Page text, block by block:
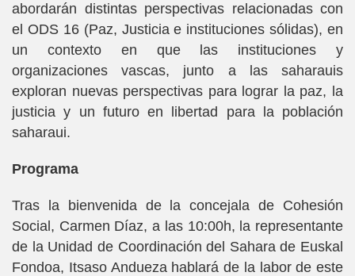
abordarán distintas perspectivas relacionadas con
el ODS 16 (Paz, Justicia e instituciones sólidas), en
un contexto en que las instituciones y
organizaciones vascas, junto a las saharauis
exploran nuevas perspectivas para lograr la paz, la
justicia y un futuro en libertad para la población
saharaui.
Programa
Tras la bienvenida de la concejala de Cohesión
Social, Carmen Díaz, a las 10:00h, la representante
de la Unidad de Coordinación del Sahara de Euskal
Fondoa, Itsaso Andueza hablará de la labor de este